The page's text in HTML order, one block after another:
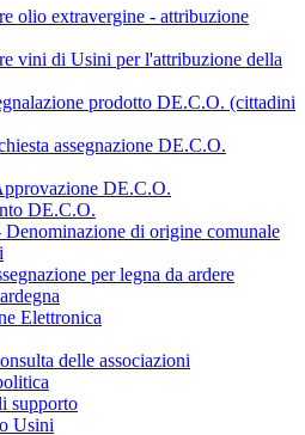
olio extravergine - attribuzione
vini di Usini per l'attribuzione della
prodotto DE.C.O. (cittadini
assegnazione DE.C.O.
DE.C.O.
DE.C.O.
di origine comunale
per legna da ardere
Elettronica
delle associazioni
supporto
Usini